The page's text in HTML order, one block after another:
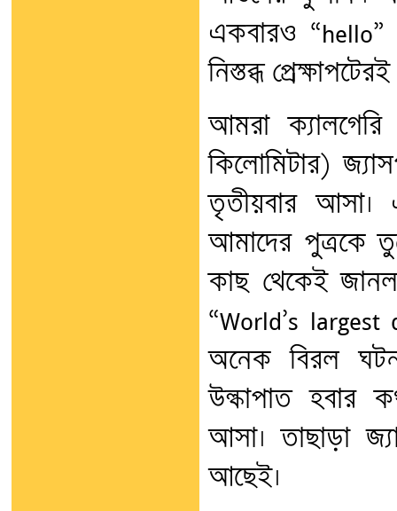
একবারও
নিস্তব্ধ
আমরা
কিলোমিটার)
তৃতীয়বার
আমাদের পুত্রকে
কাছ থেকেই
“World’s largest
অনেক বিরল
উল্কাপাত হবার
আসা। তাছাড়া
আছেই।